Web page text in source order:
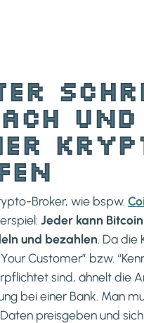
und
Broker, wie bspw.
Jeder kann
und bezahlen . Da
Your Customer” bzw.
sind, ähnelt die
bei einer Bank. Man
preisgeben und